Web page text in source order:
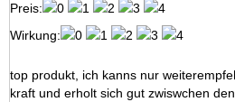
Preis:
Wirkung:
top produkt, ich kanns nur
kraft und erholt sich gut zwiswchen